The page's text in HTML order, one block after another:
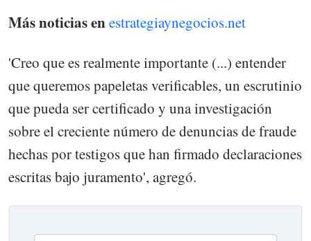
Más noticias enestrategiaynegocios.net
'Creo que es realmente importante (...) entender
que queremos papeletas verificables, un escrutinio
que pueda ser certificado y una investigación
sobre el creciente número de denuncias de fraude
hechas por testigos que han firmado declaraciones
escritas bajo juramento', agregó.